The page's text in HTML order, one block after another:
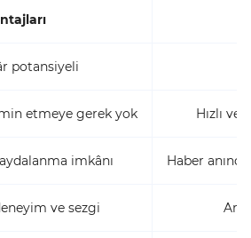
potansiyeli
etmeye gerek yok Hızlı
imkânı Haber
ve sezgi